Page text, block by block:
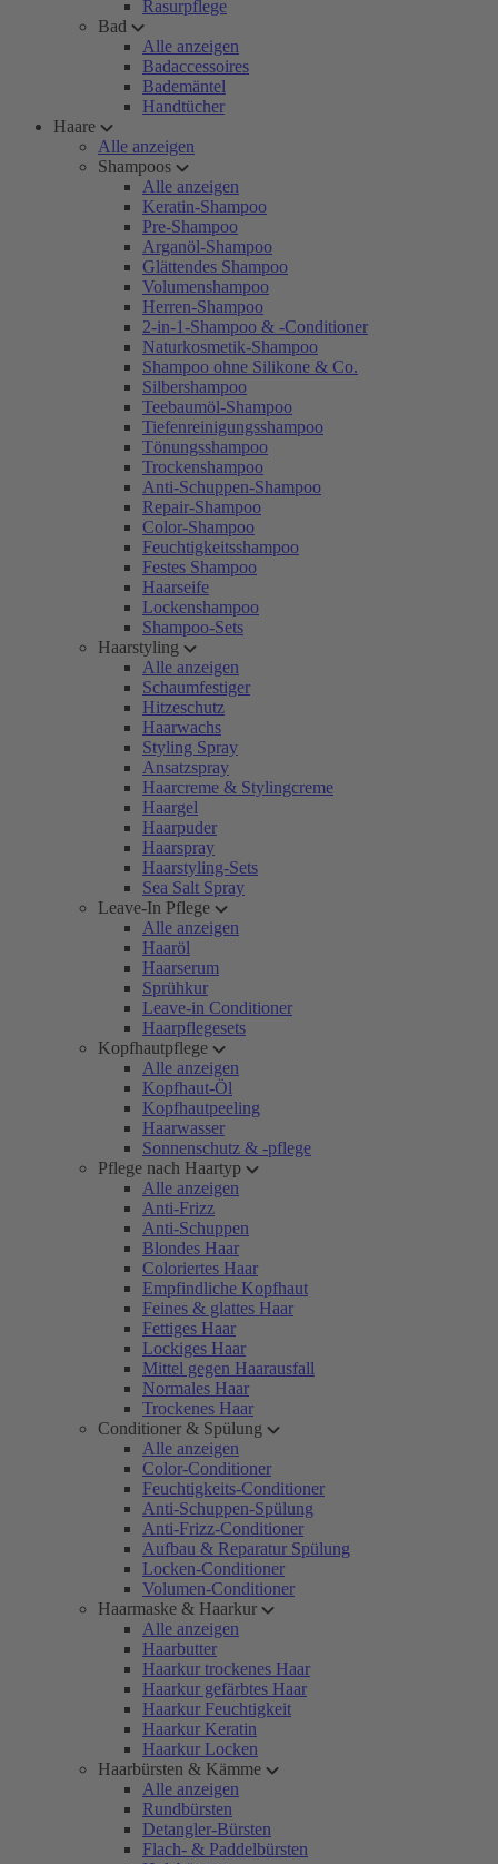
Rasurpflege
Bad
Alle anzeigen
Badaccessoires
Bademäntel
Handtücher
Haare
Alle anzeigen
Shampoos
Alle anzeigen
Keratin-Shampoo
Pre-Shampoo
Arganöl-Shampoo
Glättendes Shampoo
Volumenshampoo
Herren-Shampoo
2-in-1-Shampoo & -Conditioner
Naturkosmetik-Shampoo
Shampoo ohne Silikone & Co.
Silbershampoo
Teebaumöl-Shampoo
Tiefenreinigungsshampoo
Tönungsshampoo
Trockenshampoo
Anti-Schuppen-Shampoo
Repair-Shampoo
Color-Shampoo
Feuchtigkeitsshampoo
Festes Shampoo
Haarseife
Lockenshampoo
Shampoo-Sets
Haarstyling
Alle anzeigen
Schaumfestiger
Hitzeschutz
Haarwachs
Styling Spray
Ansatzspray
Haarcreme & Stylingcreme
Haargel
Haarpuder
Haarspray
Haarstyling-Sets
Sea Salt Spray
Leave-In Pflege
Alle anzeigen
Haaröl
Haarserum
Sprühkur
Leave-in Conditioner
Haarpflegesets
Kopfhautpflege
Alle anzeigen
Kopfhaut-Öl
Kopfhautpeeling
Haarwasser
Sonnenschutz & -pflege
Pflege nach Haartyp
Alle anzeigen
Anti-Frizz
Anti-Schuppen
Blondes Haar
Coloriertes Haar
Empfindliche Kopfhaut
Feines & glattes Haar
Fettiges Haar
Lockiges Haar
Mittel gegen Haarausfall
Normales Haar
Trockenes Haar
Conditioner & Spülung
Alle anzeigen
Color-Conditioner
Feuchtigkeits-Conditioner
Anti-Schuppen-Spülung
Anti-Frizz-Conditioner
Aufbau & Reparatur Spülung
Locken-Conditioner
Volumen-Conditioner
Haarmaske & Haarkur
Alle anzeigen
Haarbutter
Haarkur trockenes Haar
Haarkur gefärbtes Haar
Haarkur Feuchtigkeit
Haarkur Keratin
Haarkur Locken
Haarbürsten & Kämme
Alle anzeigen
Rundbürsten
Detangler-Bürsten
Flach- & Paddelbürsten